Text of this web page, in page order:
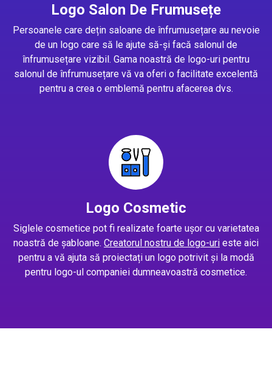
Logo Salon De Frumusețe
Persoanele care dețin saloane de înfrumusețare au nevoie
de un logo care să le ajute să-și facă salonul de
înfrumusețare vizibil. Gama noastră de logo-uri pentru
salonul de înfrumusețare vă va oferi o facilitate excelentă
pentru a crea o emblemă pentru afacerea dvs.
Logo Cosmetic
Siglele cosmetice pot fi realizate foarte ușor cu varietatea
noastră de șabloane. Creatorul nostru de logo-uri este aici
pentru a vă ajuta să proiectați un logo potrivit și la modă
pentru logo-ul companiei dumneavoastră cosmetice.